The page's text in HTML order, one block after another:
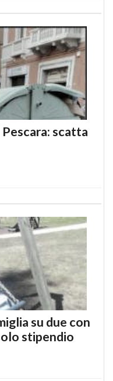
scatta
su due con
stipendio